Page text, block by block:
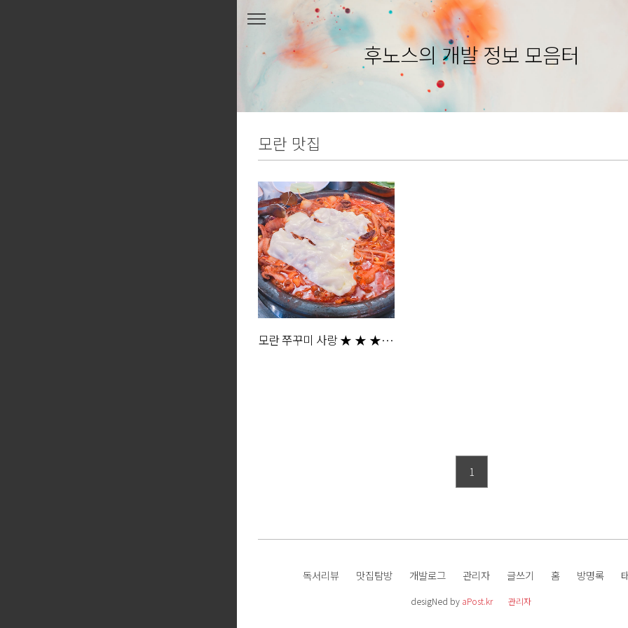
후노스의 개발 정보 모음터
모란 맛집
모란 쭈꾸미 사랑 ★ ★ ★
1
독서리뷰 맛집탐방 개발로그 관리자 글쓰기 홈 방명록
desigNed by aPost.kr 관리자